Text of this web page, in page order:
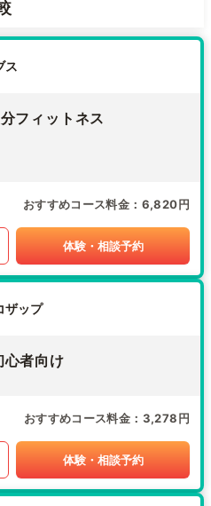
ス
フィットネス
おすすめコース料金 6,820円
体験・相談予約
ザップ
心者向け
おすすめコース料金 3,278円
体験・相談予約